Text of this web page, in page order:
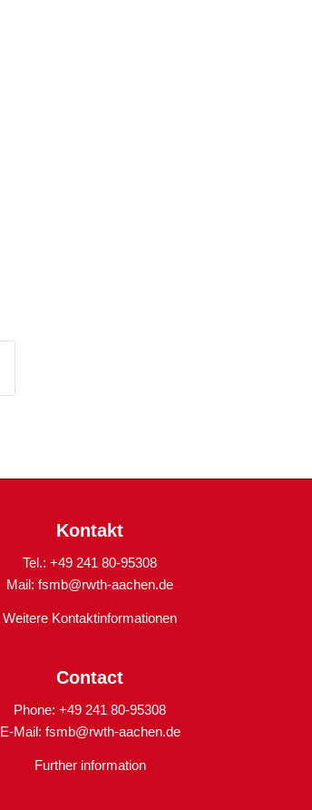
Kontakt
Tel.: +49 241 80-95308
Mail:fsmb@rwth-aachen.de
Weitere Kontaktinformationen
Contact
Phone: +49 241 80-95308
E-Mail: fsmb@rwth-aachen.de
Further information